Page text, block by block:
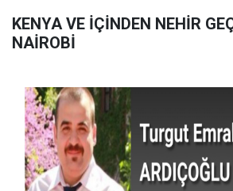
KENYA VE İÇİNDEN NEHİR
NAİROBİ